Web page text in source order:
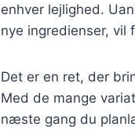
enhver lejlighed.
nye ingredienser,
Det er en ret, der
Med de mange
næste gang du